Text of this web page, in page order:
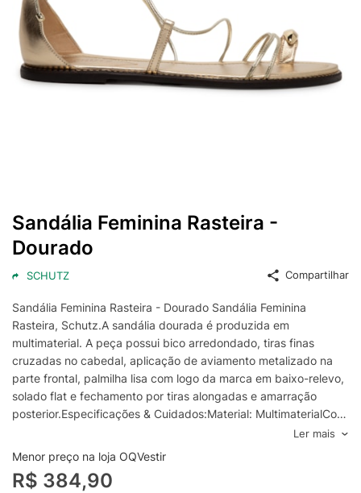
Sandália Feminina Rasteira -
Dourado
SCHUTZ Compartilhar
Sandália Feminina Rasteira - Dourado Sandália Feminina
Rasteira, Schutz.A sandália dourada é produzida em
multimaterial. A peça possui bico arredondado, tiras finas
cruzadas no cabedal, aplicação de aviamento metalizado na
parte frontal, palmilha lisa com logo da marca em baixo-relevo,
solado flat e fechamento por tiras alongadas e amarração
posterior.Especificações & Cuidados:Material: MultimaterialCor:
Ler mais
Menor preço na loja OQVestir
R$ 384,90